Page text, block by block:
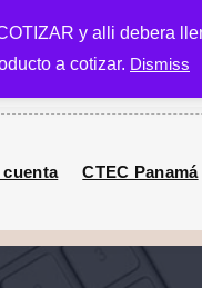
y alli debera
a cotizar. Dismiss
Call Us:
507
cuenta CTEC Panamá